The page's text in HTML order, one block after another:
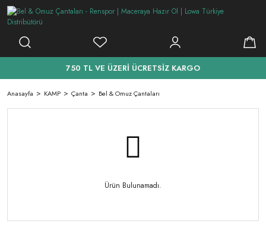
750 TL VE ÜZERİ ÜCRETSİZ KARGO
Anasayfa KAMP Çanta Bel & Omuz Çantaları
Ürün Bulunamadı.